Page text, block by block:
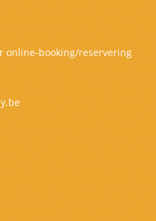
online-booking/reservering